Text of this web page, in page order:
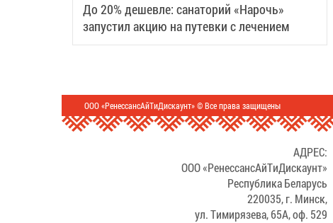
До 20% дешевле: санаторий «Нарочь»
запустил акцию на путевки с лечением
ООО «РенессансАйТиДискаунт» © Все права защищены
АДРЕС:
ООО «РенессансАйТиДискаунт»
Республика Беларусь
220035, г. Минск,
ул. Тимирязева, 65А, оф. 529